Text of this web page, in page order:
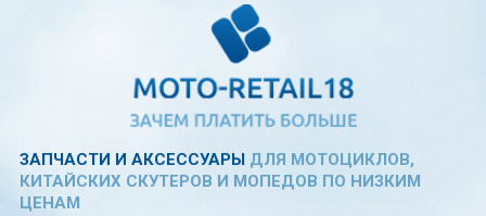
ЗАПЧАСТИ И АКСЕССУАРЫДЛЯ МОТОЦИКЛОВ,
КИТАЙСКИХ СКУТЕРОВ И МОПЕДОВ ПО НИЗКИМ
ЦЕНАМ